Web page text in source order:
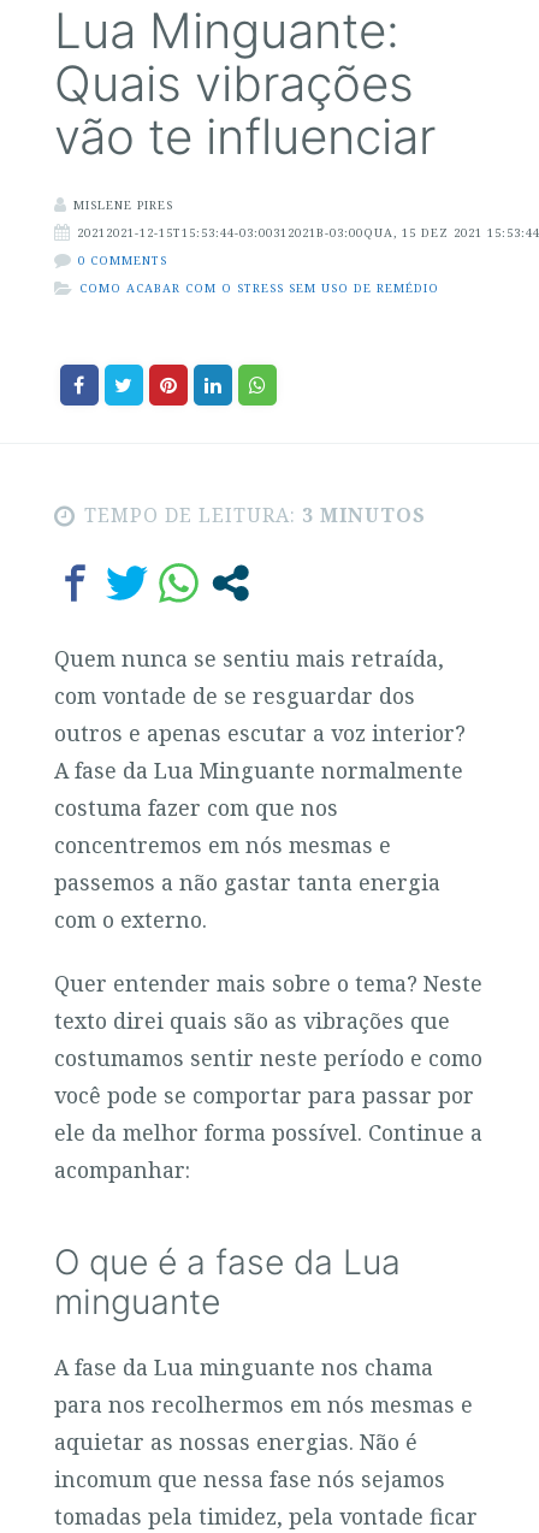
Lua Minguante:
Quais vibrações
vão te influenciar
MISLENE PIRES
20212021-12-15T15:53:44-03:00312021B-03:00QUA, 15 DEZ 2021
0 COMMENTS
COMO ACABAR COM O STRESS SEM USO DE REMÉDIO
TEMPO DE LEITURA: 3 MINUTOS
Quem nunca se sentiu mais retraída,
com vontade de se resguardar dos
outros e apenas escutar a voz interior?
A fase da Lua Minguante normalmente
costuma fazer com que nos
concentremos em nós mesmas e
passemos a não gastar tanta energia
com o externo.
Quer entender mais sobre o tema? Neste
texto direi quais são as vibrações que
costumamos sentir neste período e como
você pode se comportar para passar por
ele da melhor forma possível. Continue a
acompanhar:
O que é a fase da Lua
minguante
A fase da Lua minguante nos chama
para nos recolhermos em nós mesmas e
aquietar as nossas energias. Não é
incomum que nessa fase nós sejamos
tomadas pela timidez, pela vontade ficar